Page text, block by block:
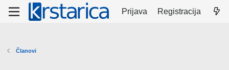
Prijava Registracija
Članovi